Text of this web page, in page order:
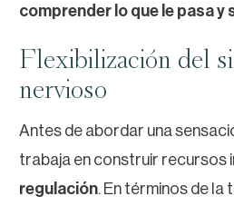
comprender lo que le pasa y
Flexibilización del
nervioso
Antes de abordar una
trabaja en construir recursos
regulación . En términos de la